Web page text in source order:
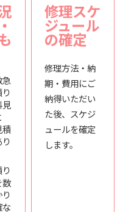
見
積
数
な
修理スケ
ジュール
の確定
修理方法・納
期・費用にご
納得いただい
た後、スケジ
ュールを確定
します。